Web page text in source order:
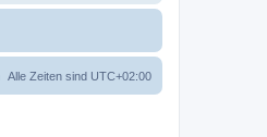
Alle Zeiten sind UTC+02:00